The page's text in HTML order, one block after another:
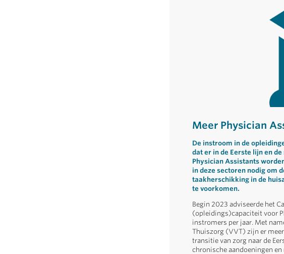
Meer Physician
De instroom in de
dat er in de Eerste lijn en
Physician Assistants
in deze sectoren nodig om
taakherschikking in de
te voorkomen.
Begin 2023 adviseerde het
(opleidings)capaciteit voor
instromers per jaar. Met
Thuiszorg (VVT) zijn er
transitie van zorg naar de
chronische aandoeningen